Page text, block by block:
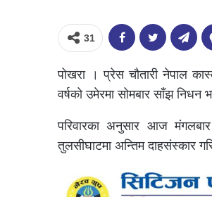
31
पोखरा । प्रेस चौतारी नेपाल
वर्षको उमेरमा सोमबार साँझ निधन
परिवारका अनुसार आज
तुलसीघाटमा अन्तिम दाहसंस्कार